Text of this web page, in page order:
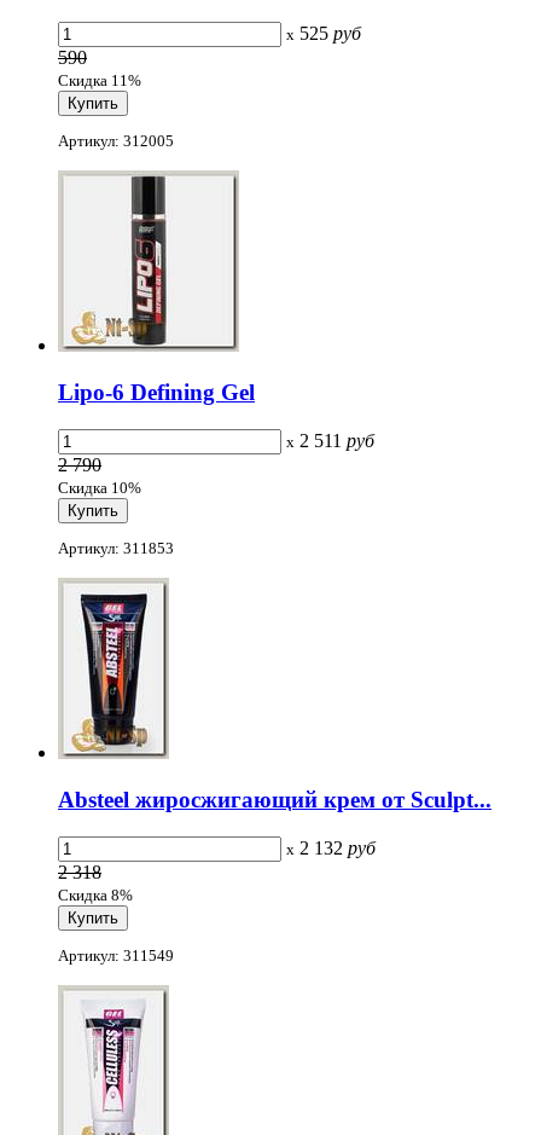
x 525 руб
590
Скидка 11%
Артикул: 312005
Lipo-6 Defining Gel
x 2 511 руб
2 790
Скидка 10%
Артикул: 311853
Absteel жиросжигающий крем от Sculpt...
x 2 132 руб
2 318
Скидка 8%
Артикул: 311549